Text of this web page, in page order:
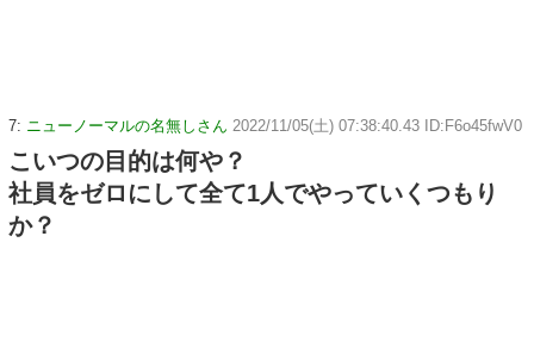
7: ニューノーマルの名無しさん 2022/11/05(土) 07:38:40.43 ID:F6o45fwV0
こいつの目的は何や？
社員をゼロにして全て1人でやっていくつもり
か？